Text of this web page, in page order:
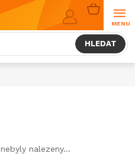
HLEDAT
NÁKUPNÍ
KOŠÍK
nebyly nalezeny...